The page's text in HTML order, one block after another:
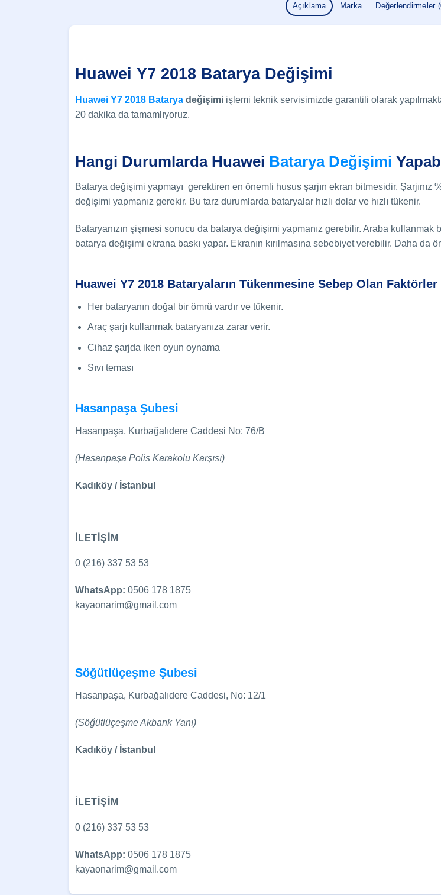
Açıklama Marka Değerlendirmeler
Huawei Y7 2018 Batarya Değişimi
Huawei Y7 2018 Batarya değişimi işlemi teknik servisimizde garantili olarak
20 dakika da tamamlıyoruz.
Hangi Durumlarda Huawei Batarya Değişimi
Batarya değişimi yapmayı gerektiren en önemli husus şarjın ekran bitmesidir. Şarjınız
değişimi yapmanız gerekir. Bu tarz durumlarda bataryalar hızlı dolar ve hızlı tükenir.
Bataryanızın şişmesi sonucu da batarya değişimi yapmanız gerebilir. Araba
batarya değişimi ekrana baskı yapar. Ekranın kırılmasına sebebiyet verebilir. Daha da
Huawei Y7 2018 Bataryaların Tükenmesine Sebep Olan Faktörler
Her bataryanın doğal bir ömrü vardır ve tükenir.
Araç şarjı kullanmak bataryanıza zarar verir.
Cihaz şarjda iken oyun oynama
Sıvı teması
Hasanpaşa Şubesi
Hasanpaşa, Kurbağalıdere Caddesi No: 76/B
(Hasanpaşa Polis Karakolu Karşısı)
Kadıköy / İstanbul
İLETİŞİM
0 (216) 337 53 53
WhatsApp: 0506 178 1875
kayaonarim@gmail.com
Söğütlüçeşme Şubesi
Hasanpaşa, Kurbağalıdere Caddesi, No: 12/1
(Söğütlüçeşme Akbank Yanı)
Kadıköy / İstanbul
İLETİŞİM
0 (216) 337 53 53
WhatsApp: 0506 178 1875
kayaonarim@gmail.com